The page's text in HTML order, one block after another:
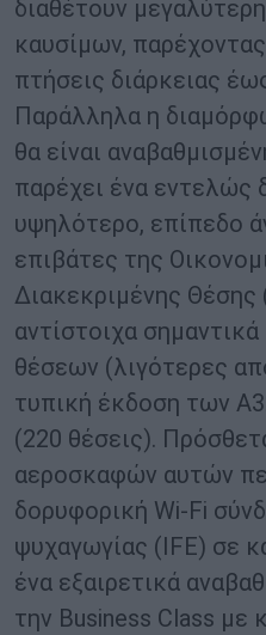
διαθέτουν
καυσίμων,
πτήσεις διάρκειας
Παράλληλα η
θα είναι
παρέχει ένα εντελώς
υψηλότερο, επίπεδο
επιβάτες της
Διακεκριμένης Θέσης
αντίστοιχα
θέσεων (λιγότερες
τυπική έκδοση των
(220 θέσεις).
αεροσκαφών αυτών
δορυφορική Wi-Fi
ψυχαγωγίας (IFE) σε
ένα εξαιρετικά
την Business Class με